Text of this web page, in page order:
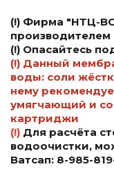
(!) Фирма "НТЦ-
(!) Опасайтесь
(!) Данный
воды: соли
нему
умягчающий и
картриджи
(!) Для расчёта
водоочистки,
Ватсап: 8-985-